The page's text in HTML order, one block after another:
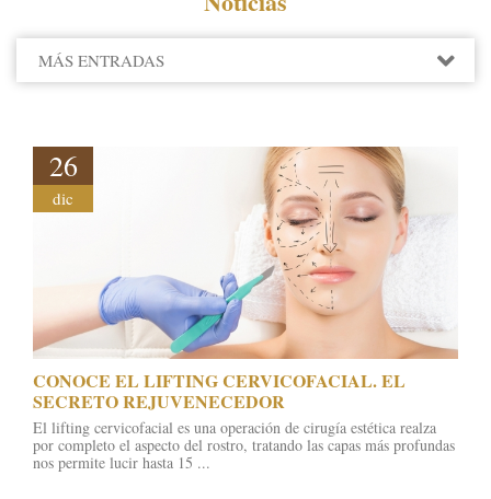
MÁS ENTRADAS
2020
2019
26
dic
​CONOCE EL LIFTING CERVICOFACIAL. EL
SECRETO REJUVENECEDOR
El lifting cervicofacial es una operación de cirugía estética realza
por completo el aspecto del rostro, tratando las capas más profundas
nos permite lucir hasta 15 ...